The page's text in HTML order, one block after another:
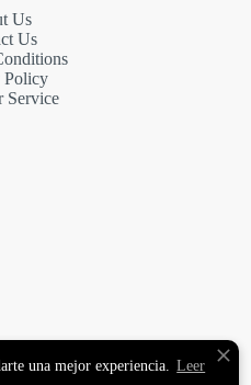
Us
Us
Policy
Service
una mejor experiencia. Leer